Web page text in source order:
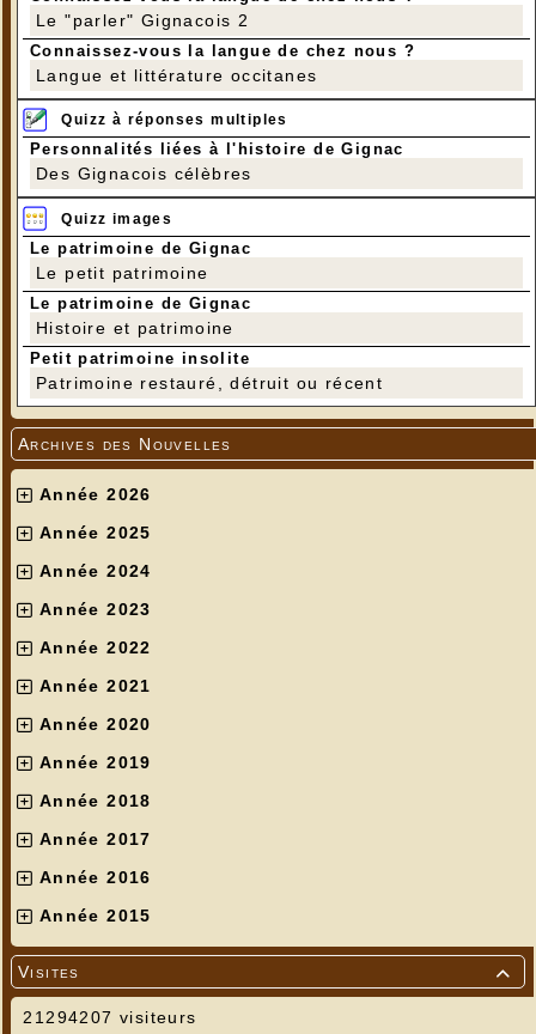
Le "parler" Gignacois 2
Connaissez-vous la langue de chez nous ?
Langue et littérature occitanes
Quizz à réponses multiples
Personnalités liées à l'histoire de Gignac
Des Gignacois célèbres
Quizz images
Le patrimoine de Gignac
Le petit patrimoine
Le patrimoine de Gignac
Histoire et patrimoine
Petit patrimoine insolite
Patrimoine restauré, détruit ou récent
Archives des Nouvelles
Année 2026
Année 2025
Année 2024
Année 2023
Année 2022
Année 2021
Année 2020
Année 2019
Année 2018
Année 2017
Année 2016
Année 2015

Visites
21294207 visiteurs